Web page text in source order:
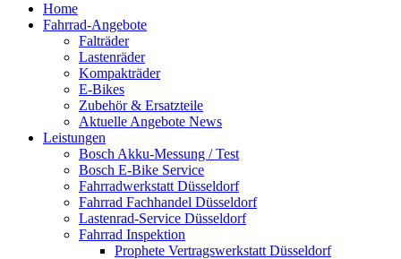
Home
Fahrrad-Angebote
Falträder
Lastenräder
Kompakträder
E-Bikes
Zubehör & Ersatzteile
Aktuelle Angebote News
Leistungen
Bosch Akku-Messung / Test
Bosch E-Bike Service
Fahrradwerkstatt Düsseldorf
Fahrrad Fachhandel Düsseldorf
Lastenrad-Service Düsseldorf
Fahrrad Inspektion
Prophete Vertragswerkstatt Düsseldorf